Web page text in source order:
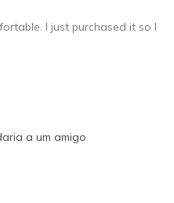
I just purchased it so I
a um amigo